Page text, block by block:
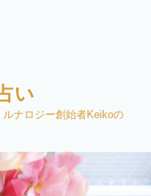
い
ナロジー創始者Keikoの